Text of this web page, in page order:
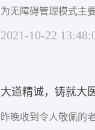
为无障碍管理模式主
次案例分析。本文是
2021-10-22
大道精诚，铸就大
昨晚收到令人敬佩的